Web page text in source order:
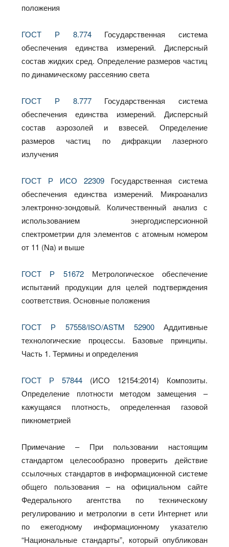
положения
ГОСТ Р 8.774
Государственная система
обеспечения единства измерений. Дисперсный
состав жидких сред. Определение размеров частиц
по динамическому рассеянию света
ГОСТ Р 8.777
Государственная система
обеспечения единства измерений. Дисперсный
состав аэрозолей и взвесей. Определение
размеров частиц по дифракции лазерного
излучения
ГОСТ Р ИСО 22309
Государственная система
обеспечения единства измерений. Микроанализ
электронно-зондовый. Количественный анализ с
использованием энергодисперсионной
спектрометрии для элементов с атомным номером
от 11 (Na) и выше
ГОСТ Р 51672
Метрологическое обеспечение
испытаний продукции для целей подтверждения
соответствия. Основные положения
ГОСТ Р 57558/ISO/ASTM 52900
Аддитивные
технологические процессы. Базовые принципы.
Часть 1. Термины и определения
ГОСТ Р 57844
(ИСО 12154:2014) Композиты.
Определение плотности методом замещения –
кажущаяся плотность, определенная газовой
пикнометрией
Примечание – При пользовании настоящим
стандартом целесообразно проверить действие
ссылочных стандартов в информационной системе
общего пользования – на официальном сайте
Федерального агентства по техническому
регулированию и метрологии в сети Интернет или
по ежегодному информационному указателю
“Национальные стандарты”, который опубликован